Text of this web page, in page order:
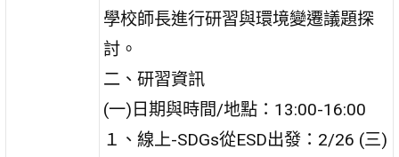
學校師長進行研習與環境變遷議題探
討。
二、研習資訊
(一)日期與時間/地點：13:00-16:00
１、線上-SDGs從ESD出發：2/26 (三)